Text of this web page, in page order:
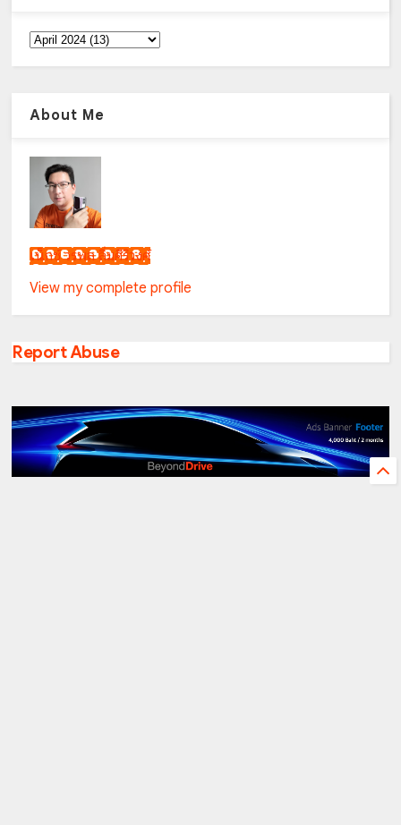
About Me
เน็กซ์ วรพล ลิ่มศิริวงศ์
View my complete profile
Report Abuse